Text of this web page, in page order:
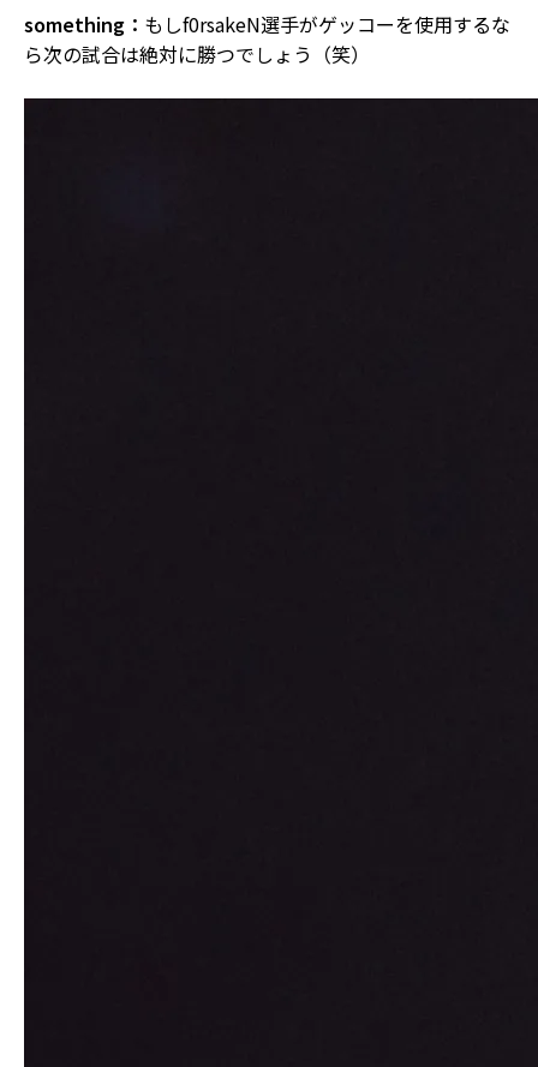
something： もしf0rsakeN選手がゲッコーを使用するな
ら次の試合は絶対に勝つでしょう（笑）